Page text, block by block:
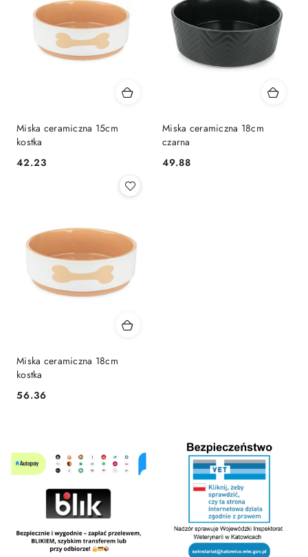
Miska ceramiczna 15cm
kostka
Cena:
42.23
Miska ceramiczna 18cm
czarna
Cena:
49.88
Miska ceramiczna 18cm
kostka
Cena:
56.36